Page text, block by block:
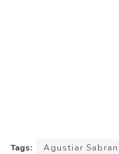
Tags: Agustiar Sabran